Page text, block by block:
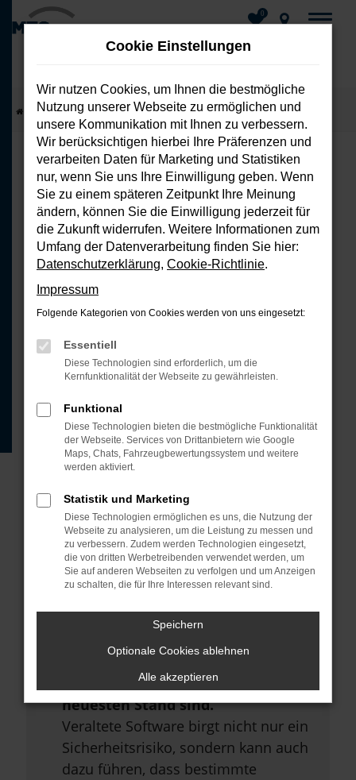
Zum
Hauptinhalt
springen
0
Startseite Fahrzeuge Fahrzeug-Showroom
FEHLER: NETWORK ERROR
Beim Laden ist ein Fehler aufgetreten.
Hier sind ein paar Tipps, die dir helfen
können:
Überprüfe deine Firewall und
deine Internetverbindung.
Laden andere Webseiten, zum
Beispiel deine Suchmaschine?
Browsererweiterungen.
Manche Erweiterungen, wie
Werbeblocker, können das Laden
bestimmter Seiten verhindern.
Funktioniert die Seite in einem
anderen Browser oder in einem
privaten Fenster?
Starte dein Gerät neu.
Das kann manchmal helfen,
vorübergehende Probleme zu
Stelle sicher, dass dein Browser
und dein Betriebssystem auf dem
neuesten Stand sind.
Veraltete Software birgt nicht nur ein
Sicherheitsrisiko, sondern kann auch
dazu führen, dass bestimmte
Cookie Einstellungen
Wir nutzen Cookies, um Ihnen die bestmögliche
Nutzung unserer Webseite zu ermöglichen und
unsere Kommunikation mit Ihnen zu verbessern.
Wir berücksichtigen hierbei Ihre Präferenzen und
verarbeiten Daten für Marketing und Statistiken
nur, wenn Sie uns Ihre Einwilligung geben. Wenn
Sie zu einem späteren Zeitpunkt Ihre Meinung
ändern, können Sie die Einwilligung jederzeit für
die Zukunft widerrufen. Weitere Informationen zum
Umfang der Datenverarbeitung finden Sie hier:
Datenschutzerklärung, Cookie-Richtlinie.
Impressum
Folgende Kategorien von Cookies werden von uns eingesetzt:
Essentiell
Diese Technologien sind erforderlich, um die
Kernfunktionalität der Webseite zu gewährleisten.
Funktional
Diese Technologien bieten die bestmögliche Funktionalität
der Webseite. Services von Drittanbietern wie Google
Maps, Chats, Fahrzeugbewertungssystem und weitere
werden aktiviert.
Statistik und Marketing
Diese Technologien ermöglichen es uns, die Nutzung der
Webseite zu analysieren, um die Leistung zu messen und
zu verbessern. Zudem werden Technologien eingesetzt,
die von dritten Werbetreibenden verwendet werden, um
Sie auf anderen Webseiten zu verfolgen und um Anzeigen
zu schalten, die für Ihre Interessen relevant sind.
Speichern
Optionale Cookies ablehnen
Alle akzeptieren